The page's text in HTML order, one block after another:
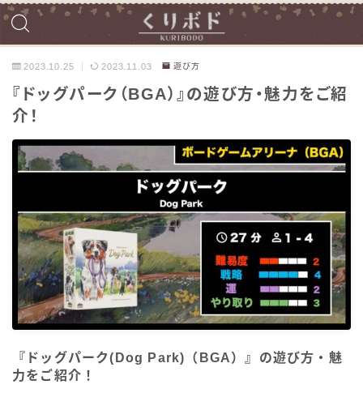
2023.10.25 2023.11.03 遊び方
『ドッグパーク（BGA）』の遊び方・魅力をご紹
介！
『ドッグパーク(Dog Park)（BGA）』の遊び方・魅
力をご紹介！